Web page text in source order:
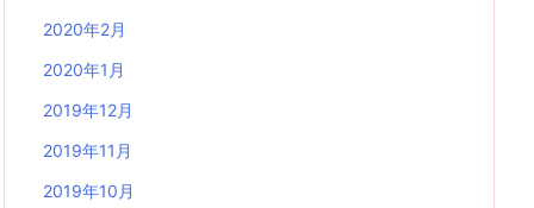
2020年2月
2020年1月
2019年12月
2019年11月
2019年10月